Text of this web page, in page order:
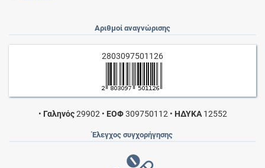
Αριθμοί αναγνώρισης
2803097501126
• Γαληνός29902 • ΕΟΦ309750112 • ΗΔΥΚΑ12552
Έλεγχος συγχορήγησης